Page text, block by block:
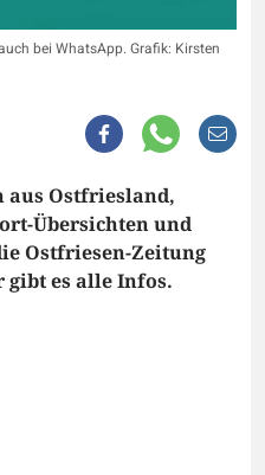
bei WhatsApp. Grafik: Kirsten
aus Ostfriesland,
Übersichten und
Ostfriesen-Zeitung
gibt es alle Infos.